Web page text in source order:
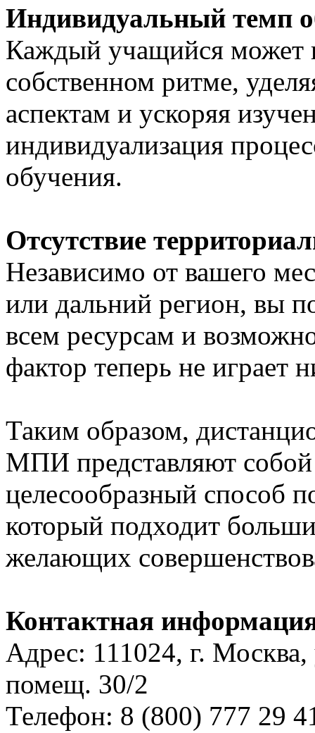
Индивидуальный темп
Каждый учащийся может
собственном ритме,
аспектам и ускоряя
индивидуализация
обучения.
Отсутствие
Независимо от вашего
или дальний регион, вы
всем ресурсам и
фактор теперь не играет
Таким образом,
МПИ представляют
целесообразный способ
который подходит
желающих
Контактная
Адрес: 111024, г.
помещ. 30/2
Телефон: 8 (800) 777 29